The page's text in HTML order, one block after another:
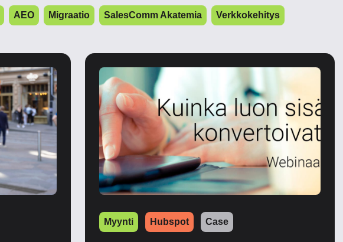
AEO Migraatio SalesComm Akatemia Verkkokehitys
Myynti Hubspot Case